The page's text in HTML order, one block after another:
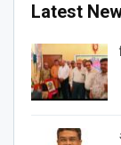
Latest